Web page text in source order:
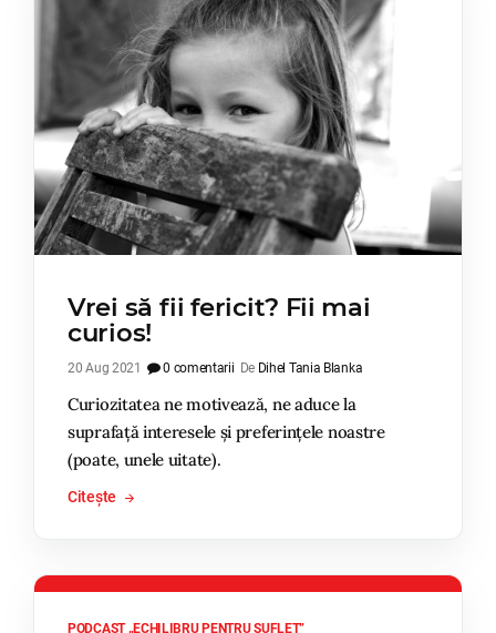
Vrei să fii fericit? Fii mai
curios!
20 Aug 2021 0 comentarii De Dihel Tania Blanka
Curiozitatea ne motivează, ne aduce la
suprafață interesele și preferințele noastre
(poate, unele uitate).
Citește
PODCAST „ECHILIBRU PENTRU SUFLET”